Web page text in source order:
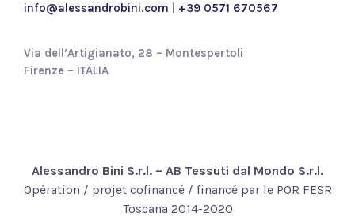
info@alessandrobini.com +39 0571 670567
Via dell’Artigianato, 28 – Montespertoli
Firenze – ITALIA
Alessandro Bini S.r.l. – AB Tessuti dal Mondo S.r.l.
Opération / projet cofinancé / financé par le POR FESR
Toscana 2014-2020